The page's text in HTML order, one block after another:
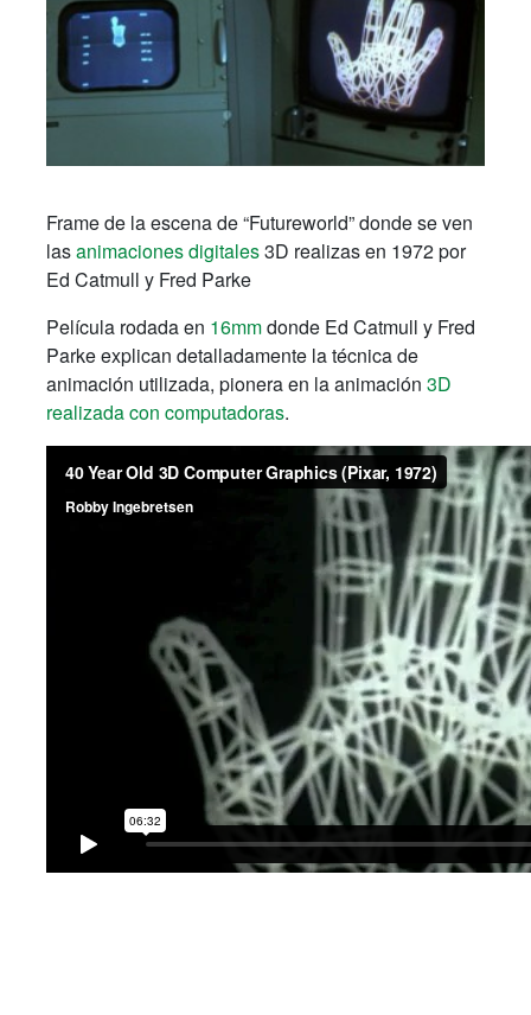
Frame de la escena de “Futureworld” donde se ven
lasanimaciones digitales3D realizas en 1972 por
Ed Catmull y Fred Parke
Película rodada en 16mmdonde Ed Catmull y Fred
Parke explican detalladamente la técnica de
animación utilizada, pionera en la animación 3D
realizada con computadoras.